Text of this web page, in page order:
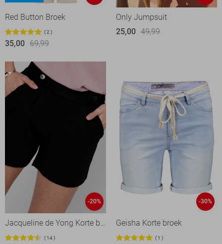
Red Button Broek
2
35,00 69,99
Only Jumpsuit
25,00 49,99
-20%
Jacqueline de Yong Korte broek
14
-30%
Geisha Korte broek
1